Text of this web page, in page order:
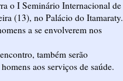
o I Seminário Internacional de
(13), no Palácio do Itamaraty.
a se envolverem nos
também serão
aos serviços de saúde.